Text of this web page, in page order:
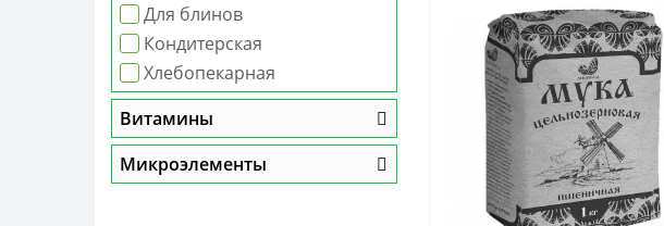
Для блинов
Кондитерская
Хлебопекарная
Витамины
Микроэлементы